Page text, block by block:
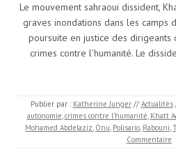
Le mouvement sahraoui dissident,
graves inondations dans les camps
poursuite en justice des dirigeants
crimes contre l’humanité. Le
Publier par : Katherine Junger // Actualités
autonomie,crimes contre l’humanité, Khatt
Mohamed Abdelaziz, Onu, Polisario, Rabouni,
Commentaire